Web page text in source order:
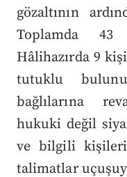
gözaltının
Toplamda 43
Hâlihazırda 9
tutuklu
bağlılarına
hukuki değil
ve bilgili
talimatlar